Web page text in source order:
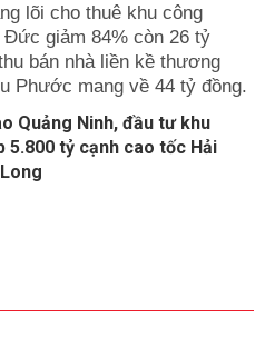
lõi cho thuê khu công
Đức giảm 84% còn 26 tỷ
bán nhà liền kề thương
Phước mang về 44 tỷ đồng.
Quảng Ninh, đầu tư khu
5.800 tỷ cạnh cao tốc Hải